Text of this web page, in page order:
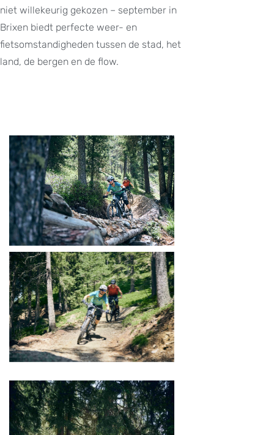
niet willekeurig gekozen – september in
Brixen biedt perfecte weer- en
fietsomstandigheden tussen de stad, het
land, de bergen en de flow.